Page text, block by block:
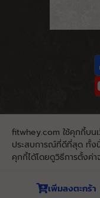
เพิ่มลงตะกร้า
© 2026. Fitwhey.com. All
fitwhey.com ใช้คุกกี้บน
ประสบการณ์ที่ดีที่สุด ทั้ง
คุกกี้ได้โดยดูวิธีการตั้งค่า